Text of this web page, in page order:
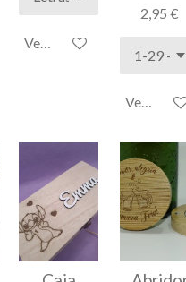
Ver detalles
2,95 €
Ver